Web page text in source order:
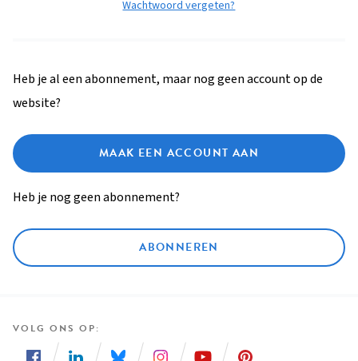
Wachtwoord vergeten?
Heb je al een abonnement, maar nog geen account op de
website?
MAAK EEN ACCOUNT AAN
Heb je nog geen abonnement?
ABONNEREN
VOLG ONS OP